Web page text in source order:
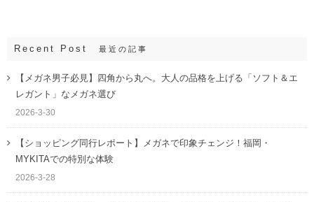
Recent Post 最近の記事
【メガネ男子必見】四角から丸へ。大人の品格を上げる「ソフト＆エ
レガント」なメガネ選び
2026-3-30
【ショッピング同行レポート】メガネで印象チェンジ！福岡・
MYKITAでの特別な体験
2026-3-28